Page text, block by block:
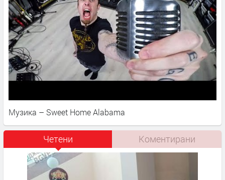
Музика – Sweet Home Alabama
Четени Коментирани